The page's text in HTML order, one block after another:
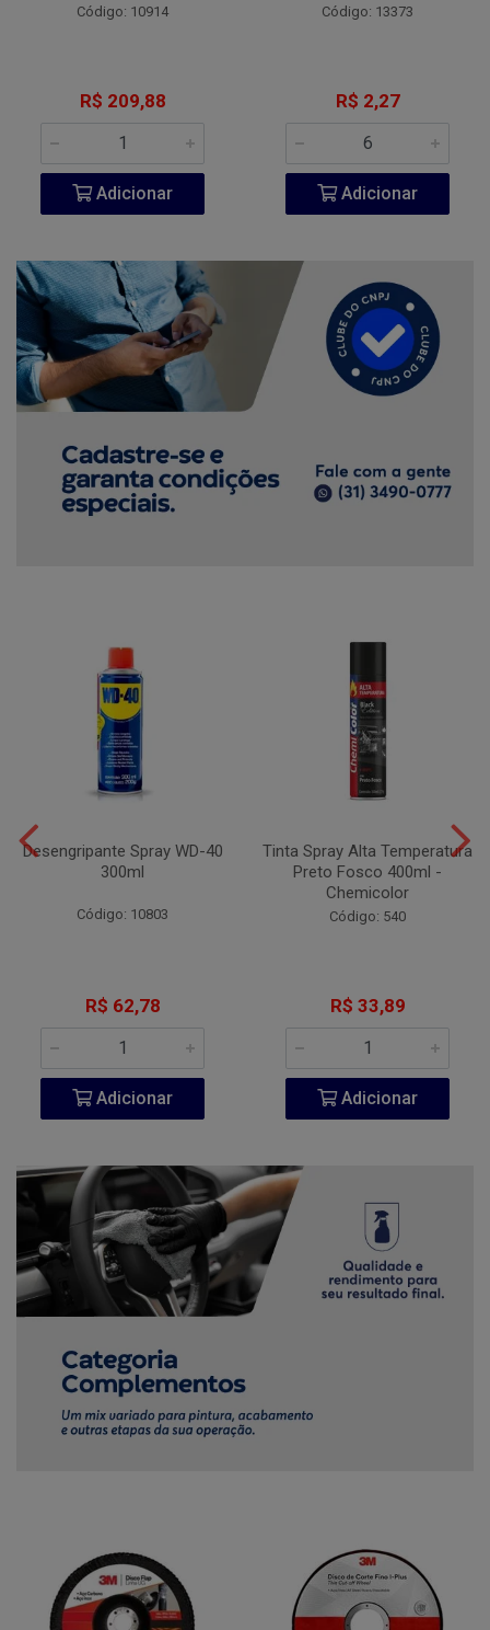
Código: 10914
R$ 209,88
Adicionar
Código: 13373
R$ 2,27
Adicionar
Desengripante Spray WD-40
300ml
Código: 10803
R$ 62,78
Adicionar
Tinta Spray Alta Temperatura
Preto Fosco 400ml -
Chemicolor
Código: 540
R$ 33,89
Adicionar